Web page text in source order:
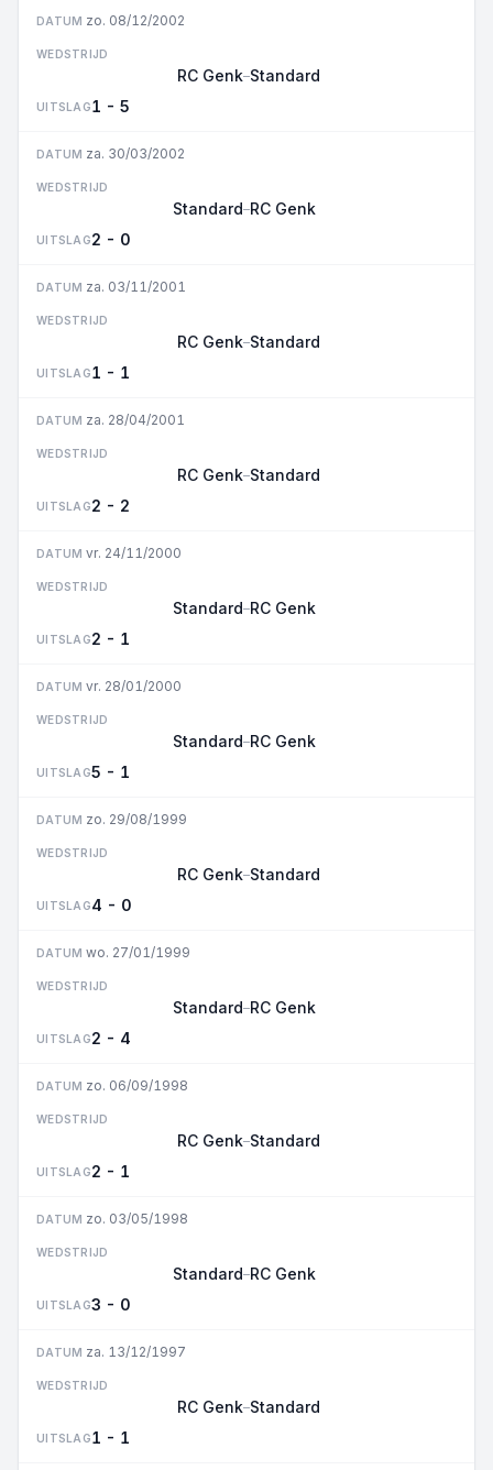
DATUM zo. 08/12/2002
WEDSTRIJD
RC Genk–Standard
UITSLAG1 - 5
DATUM za. 30/03/2002
WEDSTRIJD
Standard–RC Genk
UITSLAG2 - 0
DATUM za. 03/11/2001
WEDSTRIJD
RC Genk–Standard
UITSLAG1 - 1
DATUM za. 28/04/2001
WEDSTRIJD
RC Genk–Standard
UITSLAG2 - 2
DATUM vr. 24/11/2000
WEDSTRIJD
Standard–RC Genk
UITSLAG2 - 1
DATUM vr. 28/01/2000
WEDSTRIJD
Standard–RC Genk
UITSLAG5 - 1
DATUM zo. 29/08/1999
WEDSTRIJD
RC Genk–Standard
UITSLAG4 - 0
DATUM wo. 27/01/1999
WEDSTRIJD
Standard–RC Genk
UITSLAG2 - 4
DATUM zo. 06/09/1998
WEDSTRIJD
RC Genk–Standard
UITSLAG2 - 1
DATUM zo. 03/05/1998
WEDSTRIJD
Standard–RC Genk
UITSLAG3 - 0
DATUM za. 13/12/1997
WEDSTRIJD
RC Genk–Standard
UITSLAG1 - 1